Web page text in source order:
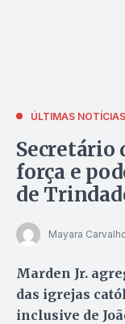
ÚLTIMAS NOTÍCIAS
Secretário
força e
de
Mayara
Marden Jr.
das igrejas
inclusive de